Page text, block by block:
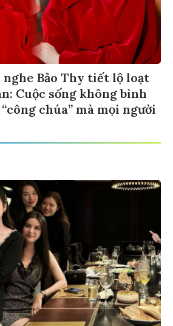
nghe Bảo Thy tiết lộ loạt
Cuộc sống không bình
chúa” mà mọi người